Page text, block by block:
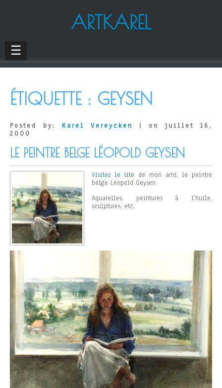
ARTKAREL
☰
ÉTIQUETTE : GEYSEN
Posted by: Karel Vereycken
| on juillet 16,
2000
LE PEINTRE BELGE LÉOPOLD GEYSEN
Visitez le site de mon ami, le peintre
belge Léopold Geysen
Aquarelles, peintures à l’huile,
sculptures, etc.